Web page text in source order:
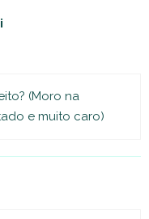
(Moro na
e muito caro)